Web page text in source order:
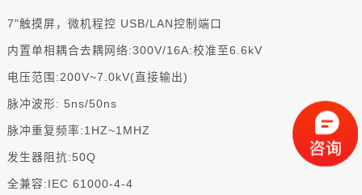
7"触摸屏，微机程控 USB/LAN控制端口
内置单相耦合去耦网络:300V/16A:校准至6.6kV
电压范围:200V~7.0kV(直接输出)
脉冲波形: 5ns/50ns
脉冲重复频率:1HZ~1MHZ
发生器阻抗:50Q
全兼容:IEC 61000-4-4